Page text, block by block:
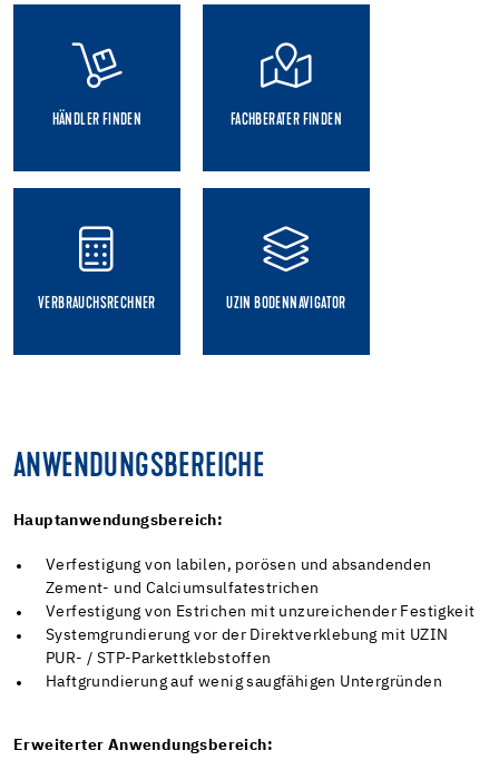
HÄNDLER FINDEN FACHBERATER FINDEN
VERBRAUCHSRECHNER UZIN BODENNAVIGATOR
ANWENDUNGSBEREICHE
Hauptanwendungsbereich:
Verfestigung von labilen, porösen und absandenden
Zement- und Calciumsulfatestrichen
Verfestigung von Estrichen mit unzureichender Festigkeit
Systemgrundierung vor der Direktverklebung mit UZIN
PUR- / STP-Parkettklebstoffen
Haftgrundierung auf wenig saugfähigen Untergründen
Erweiterter Anwendungsbereich: